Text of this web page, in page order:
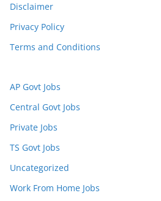
Disclaimer
Privacy Policy
Terms and Conditions
AP Govt Jobs
Central Govt Jobs
Private Jobs
TS Govt Jobs
Uncategorized
Work From Home Jobs